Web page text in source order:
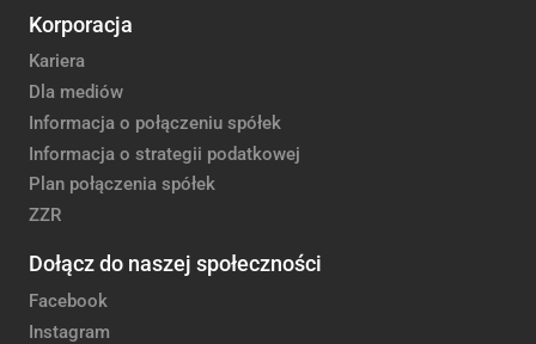
Korporacja
Kariera
Dla mediów
Informacja o połączeniu spółek
Informacja o strategii podatkowej
Plan połączenia spółek
ZZR
Dołącz do naszej społeczności
Facebook
Instagram